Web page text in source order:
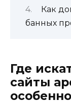
Как
банных
Где
сайты